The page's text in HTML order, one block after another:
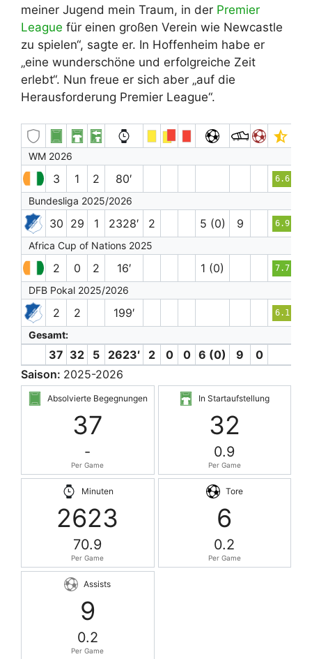
meiner Jugend mein Traum, in der Premier
League für einen großen Verein wie Newcastle
zu spielen“, sagte er. In Hoffenheim habe er
„eine wunderschöne und erfolgreiche Zeit
erlebt“. Nun freue er sich aber „auf die
Herausforderung Premier League“.
WM 2026
3 1 2 80′ 6.6
Bundesliga 2025/2026
30 29 1 2328′ 2 5 (0) 9 6.9
Africa Cup of Nations 2025
2 0 2 16′ 1 (0) 7.7
DFB Pokal 2025/2026
2 2 199′ 6.1
Gesamt:
37 32 5 2623′ 2 0 0 6 (0) 9
0
Saison: 2025-2026
Absolvierte Begegnungen
37
-
Per Game
In Startaufstellung
32
0.9
Per Game
Minuten
2623
70.9
Per Game
Tore
6
0.2
Per Game
Assists
9
0.2
Per Game